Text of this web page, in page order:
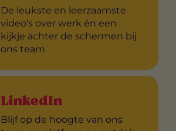
De leukste en leerzaamste
video's over werk én een
kijkje achter de schermen bij
ons team
LinkedIn
Blijf op de hoogte van ons